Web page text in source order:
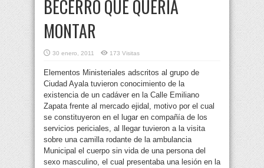
BECERRO QUE QUERÍA
MONTAR
30 enero, 2011 173 Visitas
Elementos Ministeriales adscritos al grupo de
Ciudad Ayala tuvieron conocimiento de la
existencia de un cadáver en la Calle Emiliano
Zapata frente al mercado ejidal, motivo por el cual
se constituyeron en el lugar en compañía de los
servicios periciales, al llegar tuvieron a la visita
sobre una camilla rodante de la ambulancia
Municipal el cuerpo sin vida de una persona del
sexo masculino, el cual presentaba una lesión en la